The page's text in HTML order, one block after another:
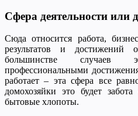
Сфера деятельности или
Сюда относится работа,
результатов и достижений
большинстве случаев
профессиональными
работает – эта сфера все
домохозяйки это будет
бытовые хлопоты.